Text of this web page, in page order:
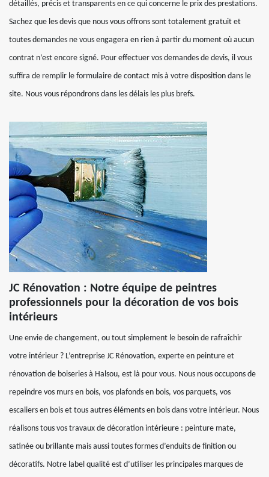
détaillés, précis et transparents en ce qui concerne le prix des prestations.
Sachez que les devis que nous vous offrons sont totalement gratuit et
toutes demandes ne vous engagera en rien à partir du moment où aucun
contrat n’est encore signé. Pour effectuer vos demandes de devis, il vous
suffira de remplir le formulaire de contact mis à votre disposition dans le
site. Nous vous répondrons dans les délais les plus brefs.
JC Rénovation : Notre équipe de peintres
professionnels pour la décoration de vos bois
intérieurs
Une envie de changement, ou tout simplement le besoin de rafraîchir
votre intérieur ? L’entreprise JC Rénovation, experte en peinture et
rénovation de boiseries à Halsou, est là pour vous. Nous nous occupons de
repeindre vos murs en bois, vos plafonds en bois, vos parquets, vos
escaliers en bois et tous autres éléments en bois dans votre intérieur. Nous
réalisons tous vos travaux de décoration intérieure : peinture mate,
satinée ou brillante mais aussi toutes formes d’enduits de finition ou
décoratifs. Notre label qualité est d’utiliser les principales marques de